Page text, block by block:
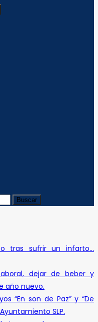
tras sufrir un infarto…
dejar de beber y
año nuevo.
“En son de Paz” y “De
SLP.